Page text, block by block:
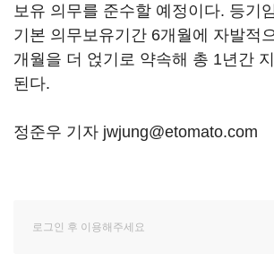
보유 의무를 준수할 예정이다. 등기
기본 의무보유기간 6개월에 자발적
개월을 더 얹기로 약속해 총 1년간
된다.
정준우 기자 jwjung@etomato.com